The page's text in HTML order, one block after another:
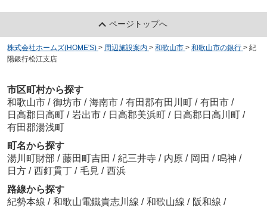
ページトップへ
株式会社ホームズ(HOME'S) > 周辺施設案内 > 和歌山市 > 和歌山市の銀行 > 紀
陽銀行松江支店
市区町村から探す
和歌山市 / 御坊市 / 海南市 / 有田郡有田川町 / 有田市 /
日高郡日高町 / 岩出市 / 日高郡美浜町 / 日高郡日高川町 /
有田郡湯浅町
町名から探す
湯川町財部 / 藤田町吉田 / 紀三井寺 / 内原 / 岡田 / 鳴神 /
日方 / 西釘貫丁 / 毛見 / 西浜
路線から探す
紀勢本線 / 和歌山電鐵貴志川線 / 和歌山線 / 阪和線 /